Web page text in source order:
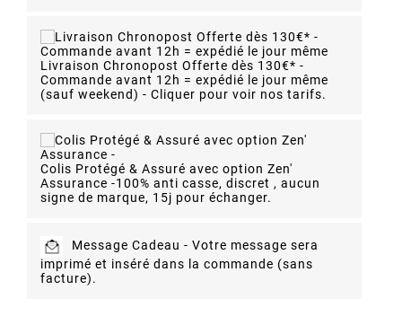
Livraison Chronopost Offerte dès 130€* -
Commande avant 12h = expédié le jour même
(sauf weekend) - Cliquer pour voir nos tarifs.
Colis Protégé & Assuré avec option Zen'
Assurance -100% anti casse, discret , aucun
signe de marque, 15j pour échanger.
Message Cadeau - Votre message sera
imprimé et inséré dans la commande (sans
facture).